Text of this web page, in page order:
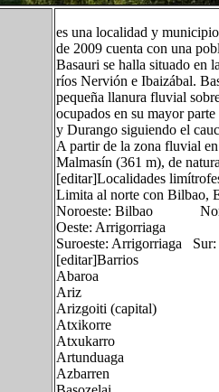
es una localidad y
de 2009 cuenta con una
Basauri se halla situado en
ríos Nervión e Ibaizábal.
pequeña llanura fluvial
ocupados en su mayor
y Durango siguiendo el
A partir de la zona fluvial
Malmasín (361 m), de
[editar]Localidades
Limita al norte con Bilbao,
Noroeste: Bilbao
Oeste: Arrigorriaga
Suroeste: Arrigorriaga
[editar]Barrios
Abaroa
Ariz
Arizgoiti (capital)
Atxikorre
Atxukarro
Artunduaga
Azbarren